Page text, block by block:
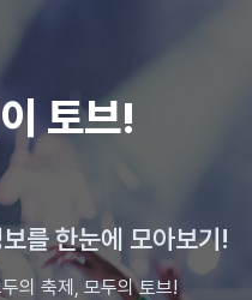
토브!
를 한눈에 모아보기!
의 축제, 모두의 토브!